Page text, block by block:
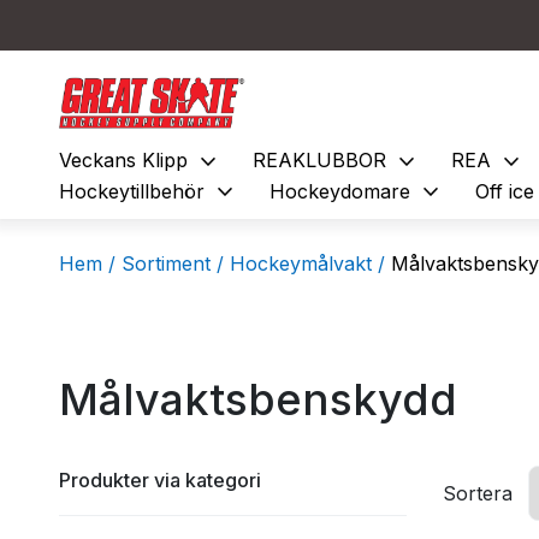
Veckans Klipp expand_more REAKLUBBOR expand_more REA expand_more
Hockeytillbehör expand_more Hockeydomare expand_more Off ice
Hem / Sortiment / Hockeymålvakt /
Målvaktsbenskydd
Produkter via kategori
Sortera